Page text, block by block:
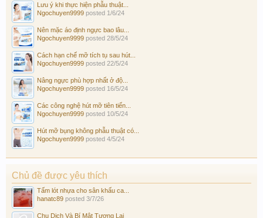
Lưu ý khi thực hiện phẫu thuật...
Ngochuyen9999 posted 1/6/24
Nên mặc áo định ngực bao lâu...
Ngochuyen9999 posted 28/5/24
Cách hạn chế mỡ tích tụ sau hút...
Ngochuyen9999 posted 22/5/24
Nâng ngực phù hợp nhất ở độ...
Ngochuyen9999 posted 16/5/24
Các công nghệ hút mỡ tiên tiến...
Ngochuyen9999 posted 10/5/24
Hút mỡ bụng không phẫu thuật có...
Ngochuyen9999 posted 4/5/24
Chủ đề được yêu thích
Tấm lót nhựa cho sân khấu ca...
hanatc89 posted 3/7/26
Chu Dịch Và Bí Mật Tương Lai